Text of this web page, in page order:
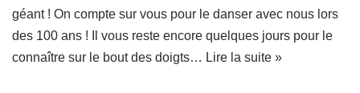
géant ! On compte sur vous pour le danser avec nous lors
des 100 ans ! Il vous reste encore quelques jours pour le
connaître sur le bout des doigts… Lire la suite »